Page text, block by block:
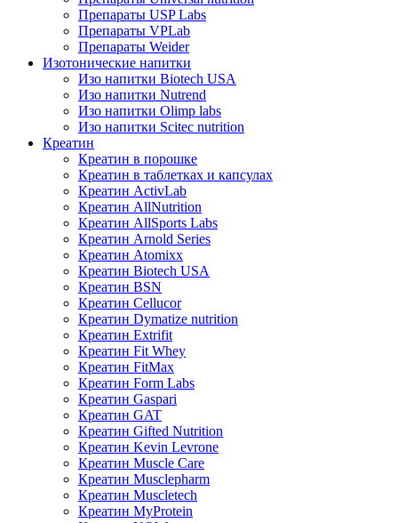
Препараты USP Labs
Препараты VPLab
Препараты Weider
Изотонические напитки
Изо напитки Biotech USA
Изо напитки Nutrend
Изо напитки Olimp labs
Изо напитки Scitec nutrition
Креатин
Креатин в порошке
Креатин в таблетках и капсулах
Креатин ActivLab
Креатин AllNutrition
Креатин AllSports Labs
Креатин Arnold Series
Креатин Atomixx
Креатин Biotech USA
Креатин BSN
Креатин Cellucor
Креатин Dymatize nutrition
Креатин Extrifit
Креатин Fit Whey
Креатин FitMax
Креатин Form Labs
Креатин Gaspari
Креатин GAT
Креатин Gifted Nutrition
Креатин Kevin Levrone
Креатин Muscle Care
Креатин Musclepharm
Креатин Muscletech
Креатин MyProtein